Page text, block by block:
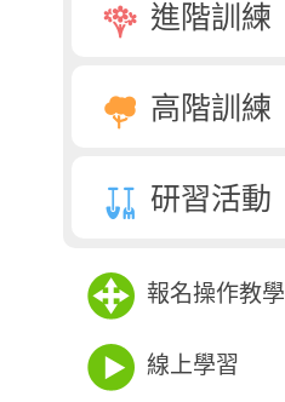
進階訓練
高階訓練
研習活動
報名操作教學
線上學習